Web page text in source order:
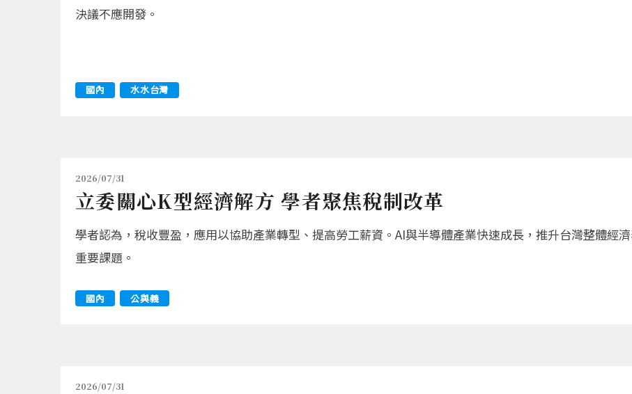
決議不應開發。
國內 水水台灣
2026/07/31
立委關心K型經濟解方 學者聚焦稅制改革
學者認為，稅收豐盈，應用以協助產業轉型、提高勞工薪資。AI與半導體產業快速成長，推升台灣整體經
重要課題。
國內 公與義
2026/07/31